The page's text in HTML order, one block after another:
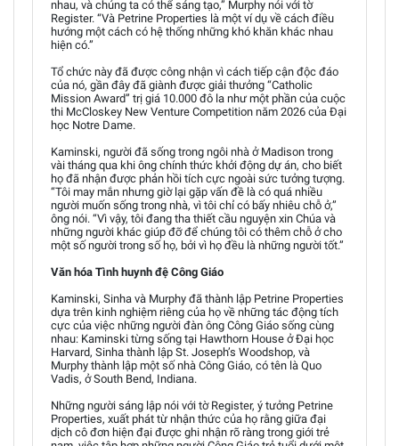
nhau, và chúng ta có thể sáng tạo,” Murphy nói với tờ
Register. “Và Petrine Properties là một ví dụ về cách điều
hướng một cách có hệ thống những khó khăn khác nhau
hiện có.”
Tổ chức này đã được công nhận vì cách tiếp cận độc đáo
của nó, gần đây đã giành được giải thưởng “Catholic
Mission Award” trị giá 10.000 đô la như một phần của cuộc
thi McCloskey New Venture Competition năm 2026 của Đại
học Notre Dame.
Kaminski, người đã sống trong ngôi nhà ở Madison trong
vài tháng qua khi ông chính thức khởi động dự án, cho biết
họ đã nhận được phản hồi tích cực ngoài sức tưởng tượng.
“Tôi may mắn nhưng giờ lại gặp vấn đề là có quá nhiều
người muốn sống trong nhà, vì tôi chỉ có bấy nhiêu chỗ ở,”
ông nói. “Vì vậy, tôi đang tha thiết cầu nguyện xin Chúa và
những người khác giúp đỡ để chúng tôi có thêm chỗ ở cho
một số người trong số họ, bởi vì họ đều là những người tốt.”
Văn hóa Tình huynh đệ Công Giáo
Kaminski, Sinha và Murphy đã thành lập Petrine Properties
dựa trên kinh nghiệm riêng của họ về những tác động tích
cực của việc những người đàn ông Công Giáo sống cùng
nhau: Kaminski từng sống tại Hawthorn House ở Đại học
Harvard, Sinha thành lập St. Joseph’s Woodshop, và
Murphy thành lập một số nhà Công Giáo, có tên là Quo
Vadis, ở South Bend, Indiana.
Những người sáng lập nói với tờ Register, ý tưởng Petrine
Properties, xuất phát từ nhận thức của họ rằng giữa đại
dịch cô đơn hiện đại được ghi nhận rõ ràng trong giới trẻ